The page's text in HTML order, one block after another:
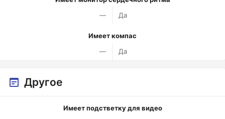
—
Да
Имеет компас
—
Да
Другое
Имеет подстветку для видео